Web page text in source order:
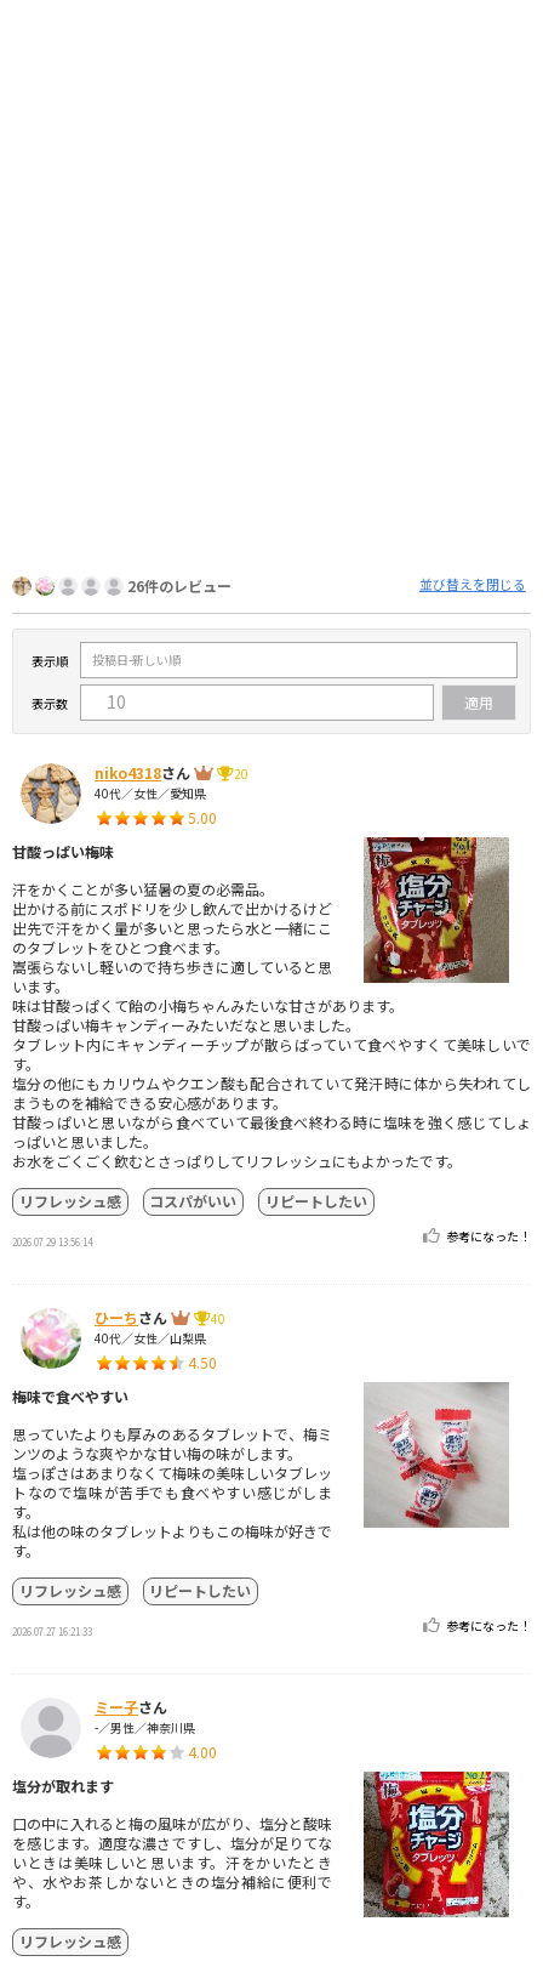
26件のレビュー 並び替えを閉じる
表示順
表示数
niko4318さん
20
40代／女性／愛知県
5.00
甘酸っぱい梅味
汗をかくことが多い猛暑の夏の必需品。
出かける前にスポドリを少し飲んで出かけるけど
出先で汗をかく量が多いと思ったら水と一緒にこ
のタブレットをひとつ食べます。
嵩張らないし軽いので持ち歩きに適していると思
います。
味は甘酸っぱくて飴の小梅ちゃんみたいな甘さがあります。
甘酸っぱい梅キャンディーみたいだなと思いました。
タブレット内にキャンディーチップが散らばっていて食べやすくて美味しいで
す。
塩分の他にもカリウムやクエン酸も配合されていて発汗時に体から失われてし
まうものを補給できる安心感があります。
甘酸っぱいと思いながら食べていて最後食べ終わる時に塩味を強く感じてしょ
っぱいと思いました。
お水をごくごく飲むとさっぱりしてリフレッシュにもよかったです。
リフレッシュ感
コスパがいい リピートしたい
2026.07.29 13:56:14 参考になった！
ひーちさん
40
40代／女性／山梨県
4.50
梅味で食べやすい
思っていたよりも厚みのあるタブレットで、梅ミ
ンツのような爽やかな甘い梅の味がします。
塩っぽさはあまりなくて梅味の美味しいタブレッ
トなので塩味が苦手でも食べやすい感じがしま
す。
私は他の味のタブレットよりもこの梅味が好きで
す。
リフレッシュ感
リピートしたい
2026.07.27 16:21:33 参考になった！
ミー子さん
-／男性／神奈川県
4.00
塩分が取れます
口の中に入れると梅の風味が広がり、塩分と酸味
を感じます。適度な濃さですし、塩分が足りてな
いときは美味しいと思います。汗をかいたとき
や、水やお茶しかないときの塩分補給に便利で
す。
リフレッシュ感